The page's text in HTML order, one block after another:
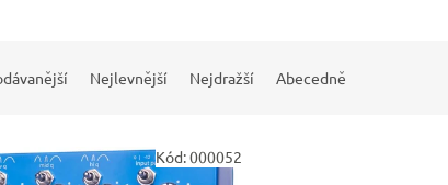
Nejlevnější Nejdražší Abecedně
Kód:000052